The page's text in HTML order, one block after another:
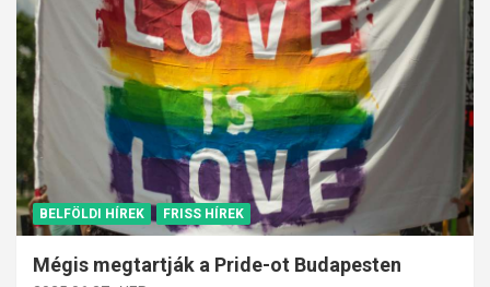
BELFÖLDI HÍREK FRISS HÍREK
Mégis megtartják a Pride-ot Budapesten